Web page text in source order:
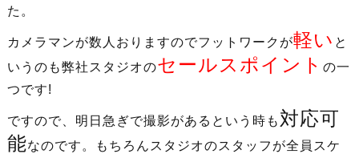
た。
カメラマンが数人おりますのでフットワークが軽い と
いうのも弊社スタジオのセールスポイント の一
つです!
ですので、明日急ぎで撮影があるという時も 対応可
能なのです。もちろんスタジオのスタッフが全員スケ